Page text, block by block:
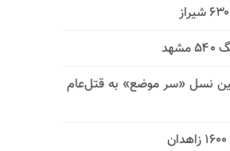
نسل «سر موضع» به قتل‌عام